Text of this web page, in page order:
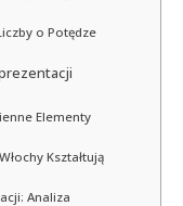
o Potędze
Elementy
Kształtują
Analiza